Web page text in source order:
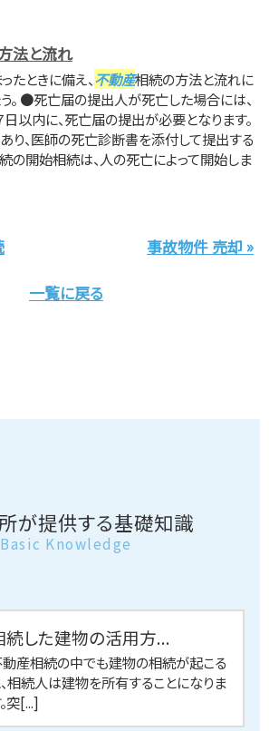
法と流れ
たときに備え、不動産相続の方法と流れに
。 ●死亡届の提出人が死亡した場合には、
以内に、死亡届の提出が必要となります。
り、医師の死亡診断書を添付して提出する
の開始相続は、人の死亡によって開始しま
事故物件 売却 »
一覧に戻る
が提供する基礎知識
Basic Knowledge
続した建物の活用方...
産相続の中でも建物の相続が起こる
、相続人は建物を所有することになりま
突[...]